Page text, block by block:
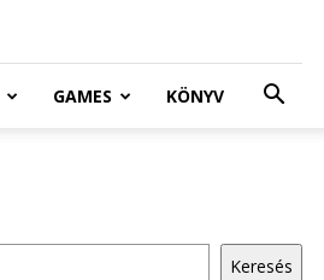
GAMES KÖNYV
Keresés